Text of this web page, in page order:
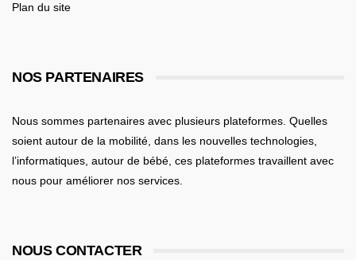
Plan du site
NOS PARTENAIRES
Nous sommes partenaires avec plusieurs plateformes. Quelles
soient autour de la mobilité , dans les nouvelles technologies,
l’informatiques, autour de bébé , ces plateformes travaillent avec
nous pour améliorer nos services.
NOUS CONTACTER